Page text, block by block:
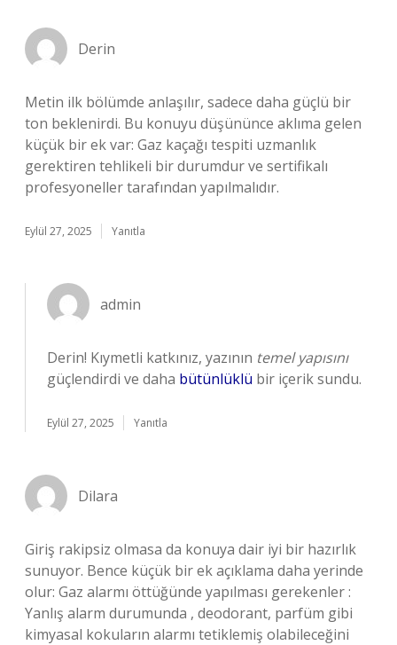
Derin
Metin ilk bölümde anlaşılır, sadece daha güçlü bir
ton beklenirdi. Bu konuyu düşününce aklıma gelen
küçük bir ek var: Gaz kaçağı tespiti uzmanlık
gerektiren tehlikeli bir durumdur ve sertifikalı
profesyoneller tarafından yapılmalıdır.
Eylül 27, 2025 Yanıtla
admin
Derin! Kıymetli katkınız, yazının temel yapısını
güçlendirdi ve daha bütünlüklü bir içerik sundu.
Eylül 27, 2025 Yanıtla
Dilara
Giriş rakipsiz olmasa da konuya dair iyi bir hazırlık
sunuyor. Bence küçük bir ek açıklama daha yerinde
olur: Gaz alarmı öttüğünde yapılması gerekenler :
Yanlış alarm durumunda , deodorant, parfüm gibi
kimyasal kokuların alarmı tetiklemiş olabileceğini